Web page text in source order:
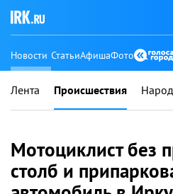
Новости СтатьиАфишаФото
Лента Происшествия
Мотоциклист без
столб и